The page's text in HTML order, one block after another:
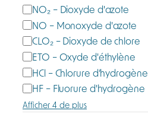
NO₂ – Dioxyde d'azote
NO – Monoxyde d'azote
CLO₂ – Dioxyde de chlore
ETO – Oxyde d'éthylène
HCl – Chlorure d’hydrogène
HF – Fluorure d'hydrogène
Afficher 4 de plus